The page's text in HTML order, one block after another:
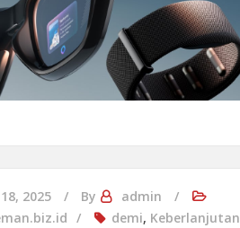
2025 By
admin
demi, Keberlanjutan